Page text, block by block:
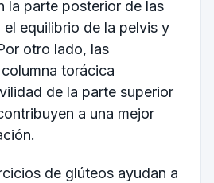
la parte posterior de las
el equilibrio de la pelvis y
otro lado, las
torácica
de la parte superior
a una mejor
de glúteos ayudan a